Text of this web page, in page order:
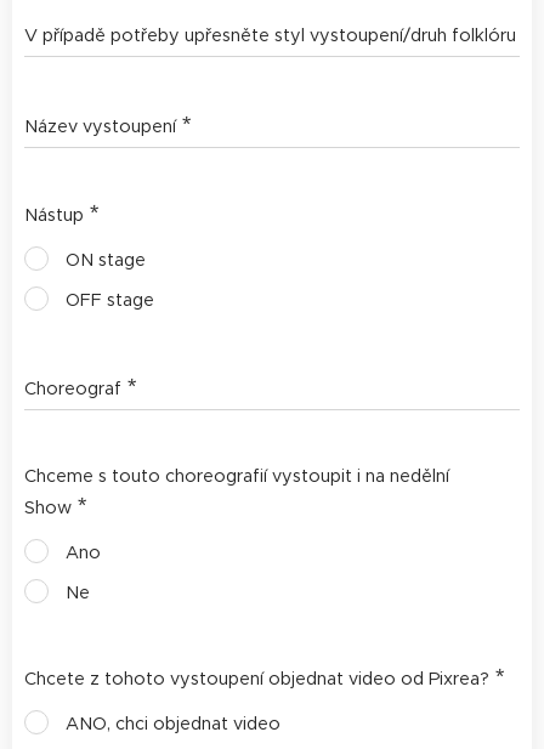
V případě potřeby upřesněte styl vystoupení/druh folklóru
Název vystoupení
Nástup
ON stage
OFF stage
Choreograf
Chceme s touto choreografií vystoupit i na nedělní
Show
Ano
Ne
Chcete z tohoto vystoupení objednat video od Pixrea?
ANO, chci objednat video